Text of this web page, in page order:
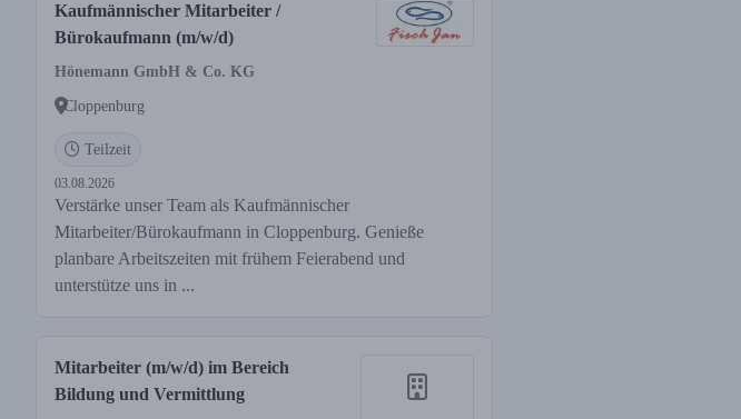
Kaufmännischer Mitarbeiter /
Bürokaufmann (m/w/d)
Hönemann GmbH & Co. KG
Cloppenburg
Teilzeit
03.08.2026
Verstärke unser Team als Kaufmännischer
Mitarbeiter/Bürokaufmann in Cloppenburg. Genieße
planbare Arbeitszeiten mit frühem Feierabend und
unterstütze uns in ...
Mitarbeiter (m/w/d) im Bereich
Bildung und Vermittlung